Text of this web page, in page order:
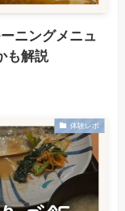
ニングメニュ
も解説
体験レポ